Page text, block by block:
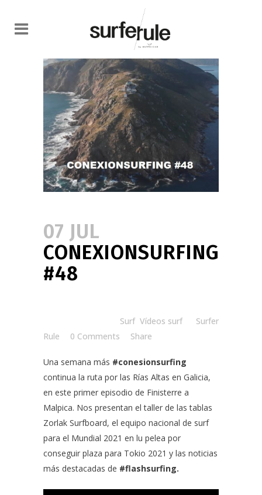
07 JUL
CONEXIONSURFING
#48
Surf Vídeos surf
Surfer
Rule
0 Comments Share
Una semana más #conesionsurfing
continua la ruta por las Rías Altas en Galicia,
en este primer episodio de Finisterre a
Malpica. Nos presentan el taller de las tablas
Zorlak Surfboard, el equipo nacional de surf
para el Mundial 2021 en lu pelea por
conseguir plaza para Tokio 2021 y las noticias
más destacadas de #flashsurfing.